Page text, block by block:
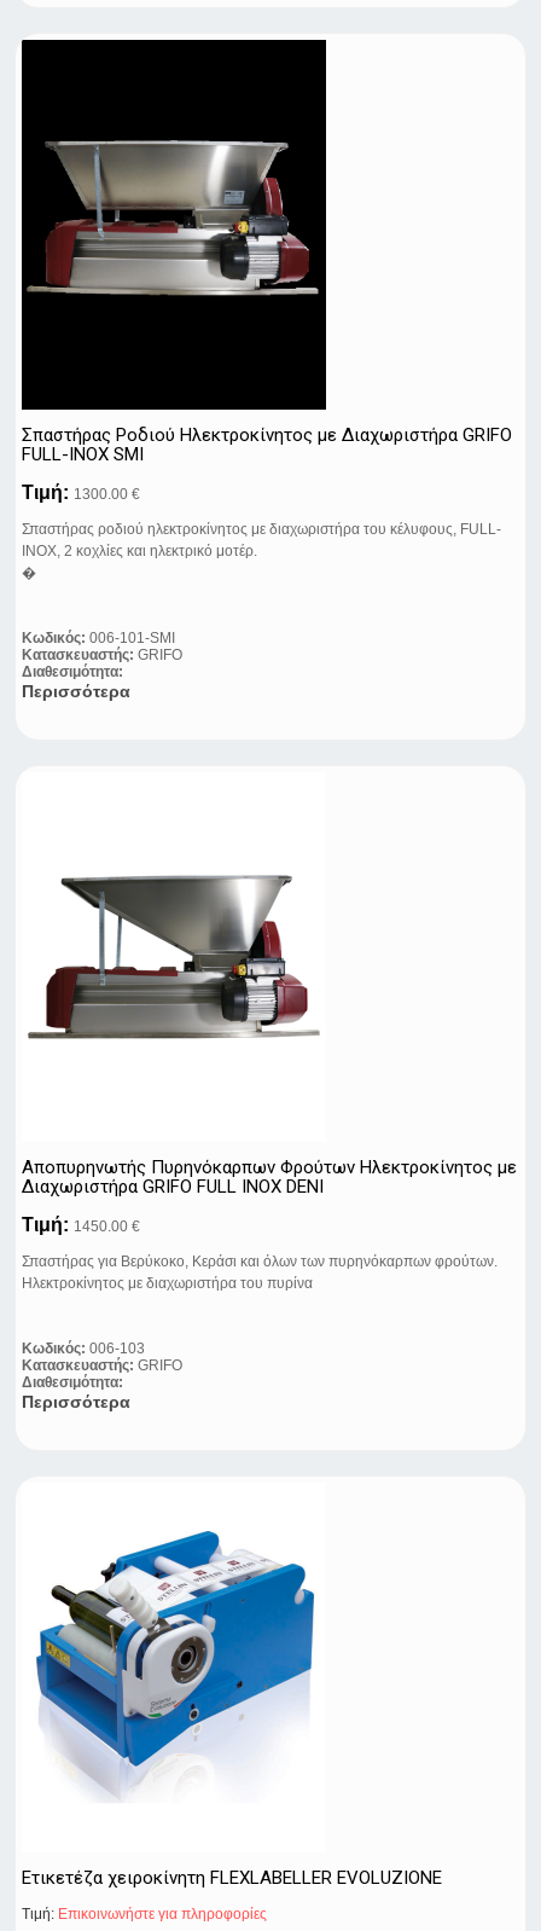
Σπαστήρας Ροδιού Ηλεκτροκίνητος με Διαχωριστήρα GRIFO
FULL-INOX SMI
Τιμή: 1300.00 €
Σπαστήρας ροδιού ηλεκτροκίνητος με διαχωριστήρα του κέλυφους, FULL-
INOX, 2 κοχλίες και ηλεκτρικό μοτέρ.
�
Κωδικός: 006-101-SMI
Κατασκευαστής: GRIFO
Διαθεσιμότητα:
Περισσότερα
Αποπυρηνωτής Πυρηνόκαρπων Φρούτων Ηλεκτροκίνητος με
Διαχωριστήρα GRIFO FULL INOX DENI
Τιμή: 1450.00 €
Σπαστήρας για Βερύκοκο, Κεράσι και όλων των πυρηνόκαρπων φρούτων.
Ηλεκτροκίνητος με διαχωριστήρα του πυρίνα
Κωδικός: 006-103
Κατασκευαστής: GRIFO
Διαθεσιμότητα:
Περισσότερα
Ετικετέζα χειροκίνητη FLEXLABELLER EVOLUZIONE
Τιμή: Eπικοινωνήστε για πληροφορίες